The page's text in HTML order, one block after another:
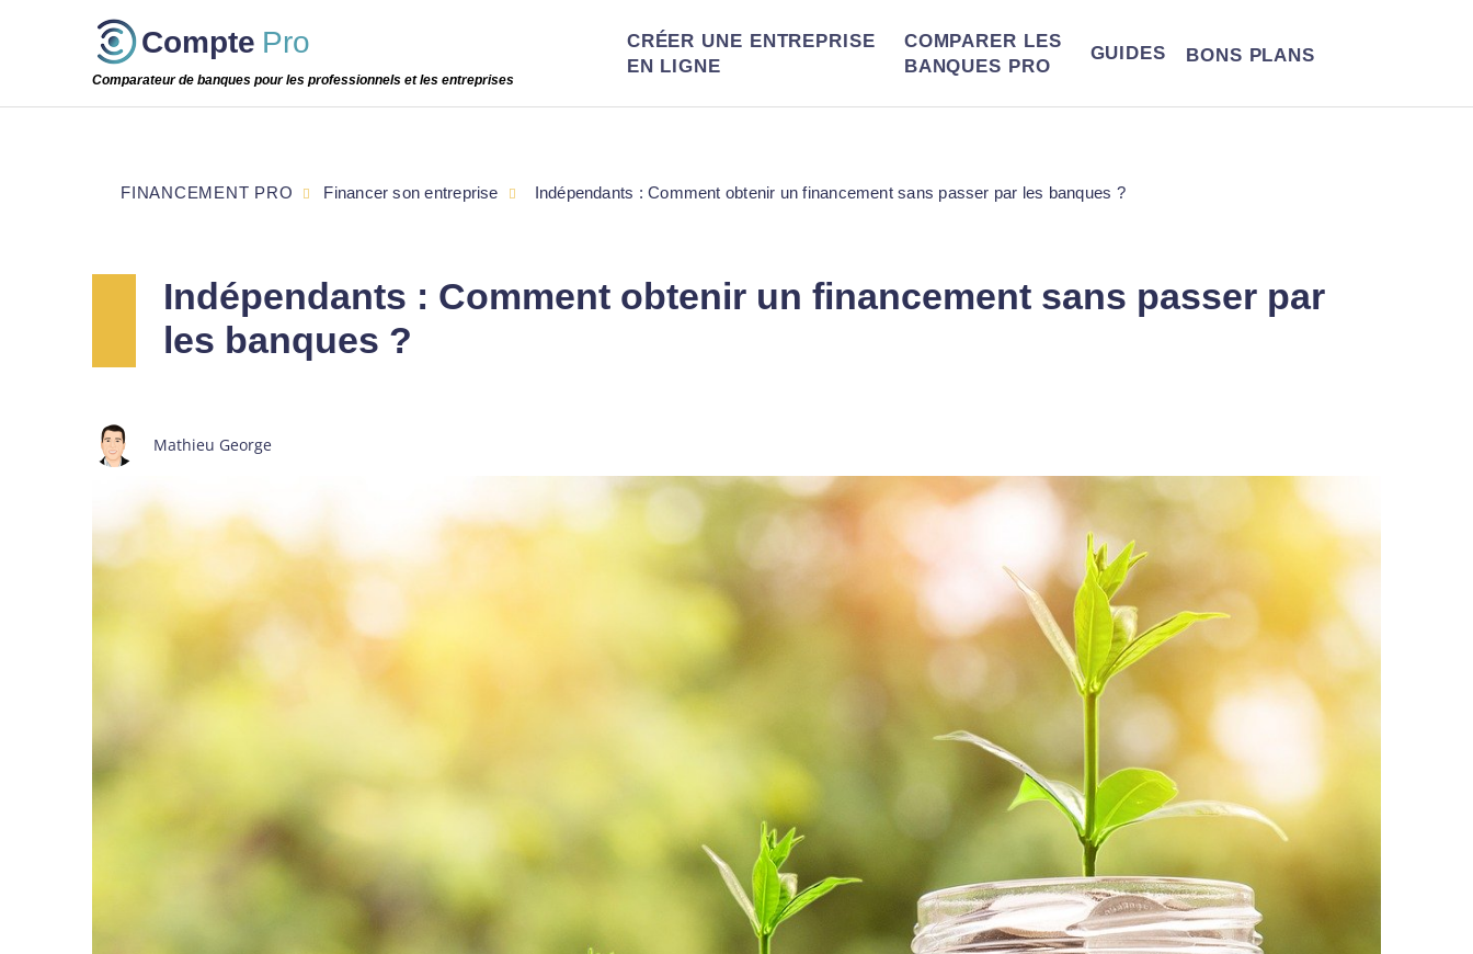
Compte Pro
Comparateur de banques pour les professionnels et les entreprises
CRÉER UNE ENTREPRISE
EN LIGNE
COMPARER LES
BANQUES PRO
GUIDES BONS PLANS
Indépendants : Comment obtenir un financement sans passer par
les banques ?
Mathieu George
FINANCEMENT PRO Financer son entreprise Indépendants : Comment obtenir un financement sans passer par les banques ?